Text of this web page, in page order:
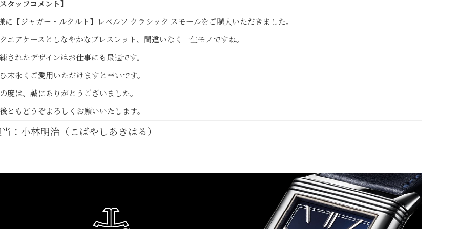
スタッフコメント】
に【ジャガー・ルクルト】レベルソ クラシック スモールをご購入いただきました。
エアケースとしなやかなブレスレット、間違いなく一生モノですね。
されたデザインはお仕事にも最適です。
末永くご愛用いただけますと幸いです。
度は、誠にありがとうございました。
ともどうぞよろしくお願いいたします。
：小林明治（こばやしあきはる）